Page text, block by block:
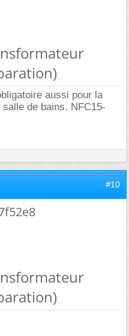
aussi pour la
de bains. NFC15-
#10